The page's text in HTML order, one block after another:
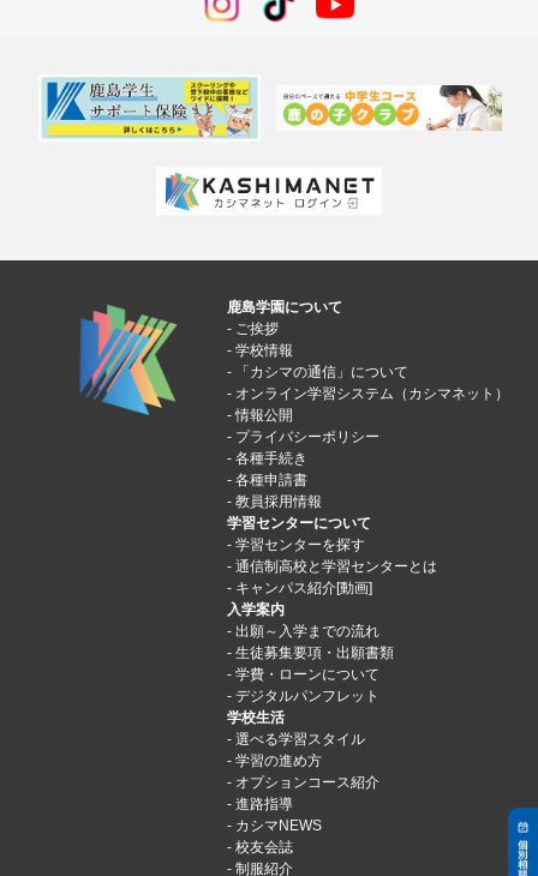
鹿島学園について
ご挨拶
学校情報
「カシマの通信」について
オンライン学習システム（カシマネット）
情報公開
プライバシーポリシー
各種手続き
各種申請書
教員採用情報
学習センターについて
学習センターを探す
通信制高校と学習センターとは
キャンパス紹介[動画]
入学案内
出願～入学までの流れ
生徒募集要項・出願書類
学費・ローンについて
デジタルパンフレット
学校生活
選べる学習スタイル
学習の進め方
オプションコース紹介
進路指導
カシマNEWS
校友会誌
制服紹介